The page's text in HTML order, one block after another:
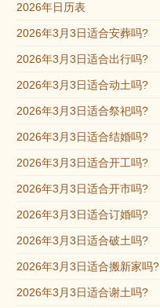
2026年日历表
2026年3月3日适合安葬吗?
2026年3月3日适合出行吗?
2026年3月3日适合动土吗?
2026年3月3日适合祭祀吗?
2026年3月3日适合结婚吗?
2026年3月3日适合开工吗?
2026年3月3日适合开市吗?
2026年3月3日适合订婚吗?
2026年3月3日适合破土吗?
2026年3月3日适合搬新家吗?
2026年3月3日适合谢土吗?